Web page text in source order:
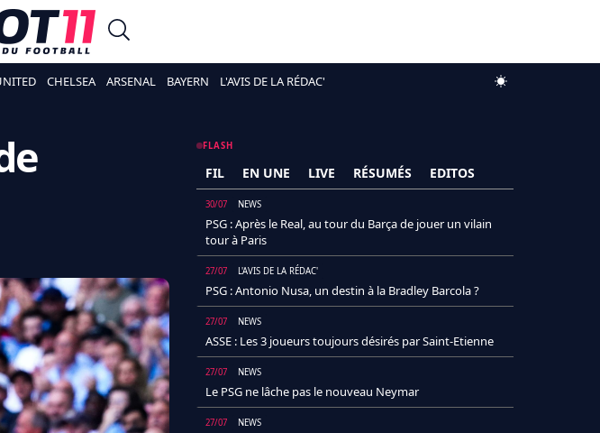
CHELSEA ARSENAL BAYERN L'AVIS DE LA RÉDAC'
FLASH
FIL EN UNE LIVE RÉSUMÉS EDITOS
30/07 NEWS
PSG : Après le Real, au tour du Barça de jouer un vilain
tour à Paris
27/07 L'AVIS DE LA RÉDAC'
PSG : Antonio Nusa, un destin à la Bradley Barcola ?
27/07 NEWS
ASSE : Les 3 joueurs toujours désirés par Saint-Etienne
27/07 NEWS
Le PSG ne lâche pas le nouveau Neymar
27/07 NEWS